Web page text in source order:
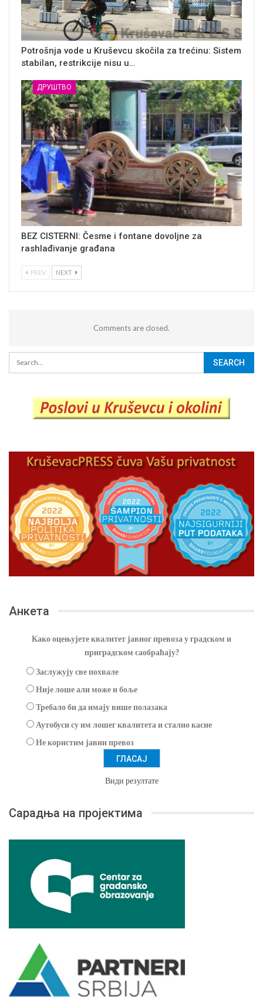
Potrošnja vode u Kruševcu skočila za trećinu: Sistem
stabilan, restrikcije nisu u…
ДРУШТВО
BEZ CISTERNI: Česme i fontane dovoljne za
rashlađivanje građana
PREV NEXT
Comments are closed.
Анкета
Како оцењујете квалитет јавног превоза у градском и
приградском саобраћају?
Заслужују све похвале
Није лоше али може и боље
Требало би да имају више полазака
Аутобуси су им лошег квалитета и стално касне
Не користим јавни превоз
Види резултате
Сарадња на пројектима